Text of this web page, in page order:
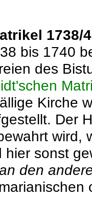
1738/
bis 1740
des
Kirche
Der
wird,
hier sonst
den